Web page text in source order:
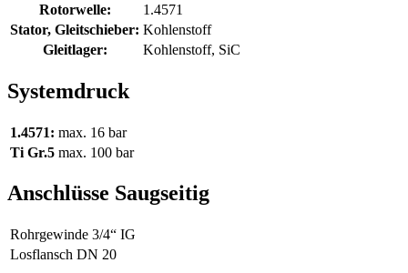
Rotorwelle:
1.4571
Stator, Gleitschieber: Kohlenstoff
Gleitlager:
Kohlenstoff, SiC
Systemdruck
1.4571: max. 16 bar
Ti Gr.5 max. 100 bar
Anschlüsse Saugseitig
Rohrgewinde 3/4“ IG
Losflansch DN 20